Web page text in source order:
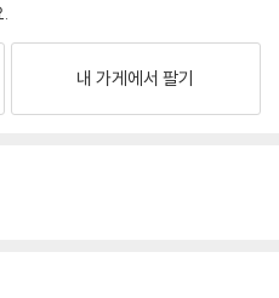
내 가게에서 팔기